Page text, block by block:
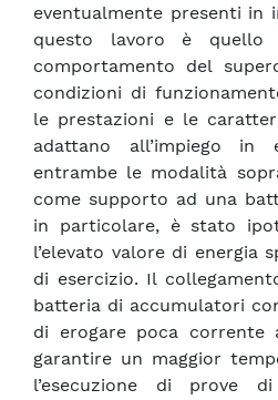
eventualmente presenti in
questo lavoro è quello
comportamento del
condizioni di
le prestazioni e le
adattano all’impiego
entrambe le modalità
come supporto ad una
in particolare, è stato
l’elevato valore di energia
di esercizio. Il
batteria di accumulatori
di erogare poca corrente
garantire un maggior
l’esecuzione di prove